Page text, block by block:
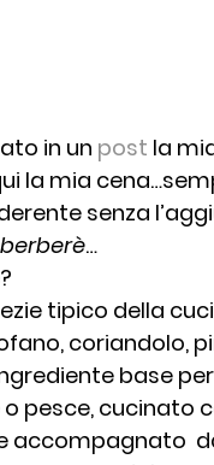
in un post la
la mia
senza
berberè…
tipico della
coriandolo,
base
pesce, cucinato
accompagnato